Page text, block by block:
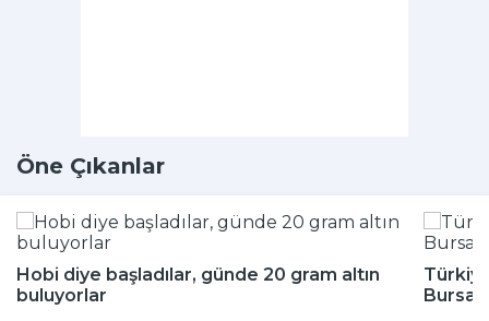
Öne Çıkanlar
Hobi diye başladılar, günde 20 gram altın
buluyorlar